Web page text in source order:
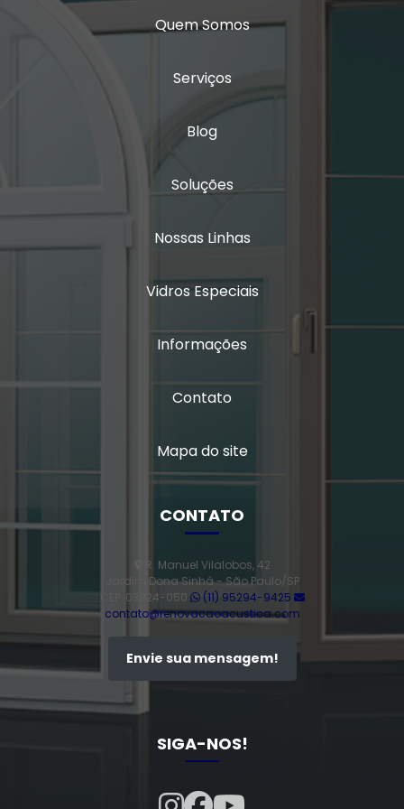
Quem Somos
Serviços
Blog
Soluções
Nossas Linhas
Vidros Especiais
Informações
Contato
Mapa do site
CONTATO
R. Manuel Vilalobos, 42
Jardim Dona Sinhá - São Paulo/SP
CEP: 03924-050
(11) 95294-9425
contato@renovacaoacustica.com
Envie sua mensagem!
SIGA-NOS!